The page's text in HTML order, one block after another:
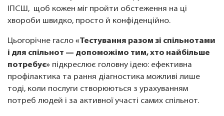
ІПСШ, щоб кожен міг пройти обстеження на ці
хвороби швидко, просто й конфіденційно.
Цьогорічне гасло «Тестування разом зі спільнотами
і для спільнот — допоможімо тим, хто найбільше
потребує» підкреслює головну ідею: ефективна
профілактика та рання діагностика можливі лише
тоді, коли послуги створюються з урахуванням
потреб людей і за активної участі самих спільнот.